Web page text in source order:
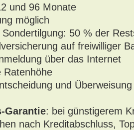
und 96 Monate
möglich
Sondertilgung: 50 % der
auf freiwilliger
über das Internet
Ratenhöhe
und
Garantie: bei günstigerem
nach Kreditabschluss,